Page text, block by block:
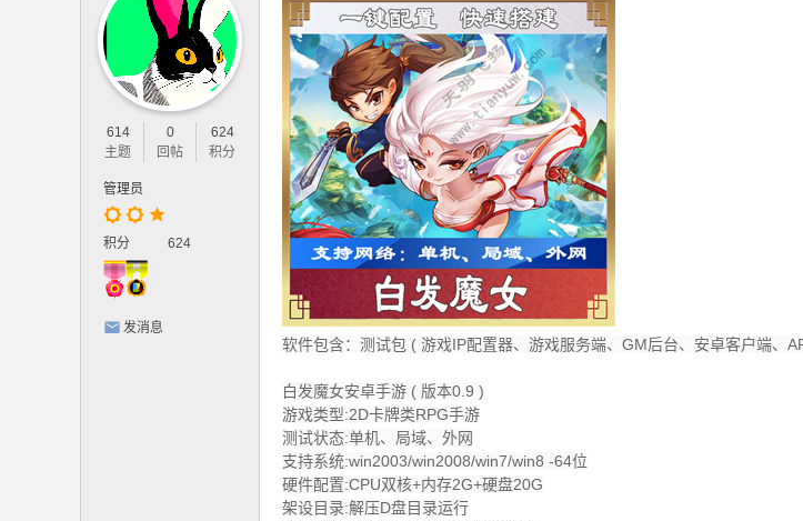
614
主题
0
回帖
624
积分
管理员
积分 624
发消息
软件包含：测试包 ( 游戏IP配置器、游戏服务端、GM后台、安卓客户端、
白发魔女安卓手游 ( 版本0.9 )
游戏类型:2D卡牌类RPG手游
测试状态:单机、局域、外网
支持系统:win2003/win2008/win7/win8 -64位
硬件配置:CPU双核+内存2G+硬盘20G
架设目录:解压D盘目录运行